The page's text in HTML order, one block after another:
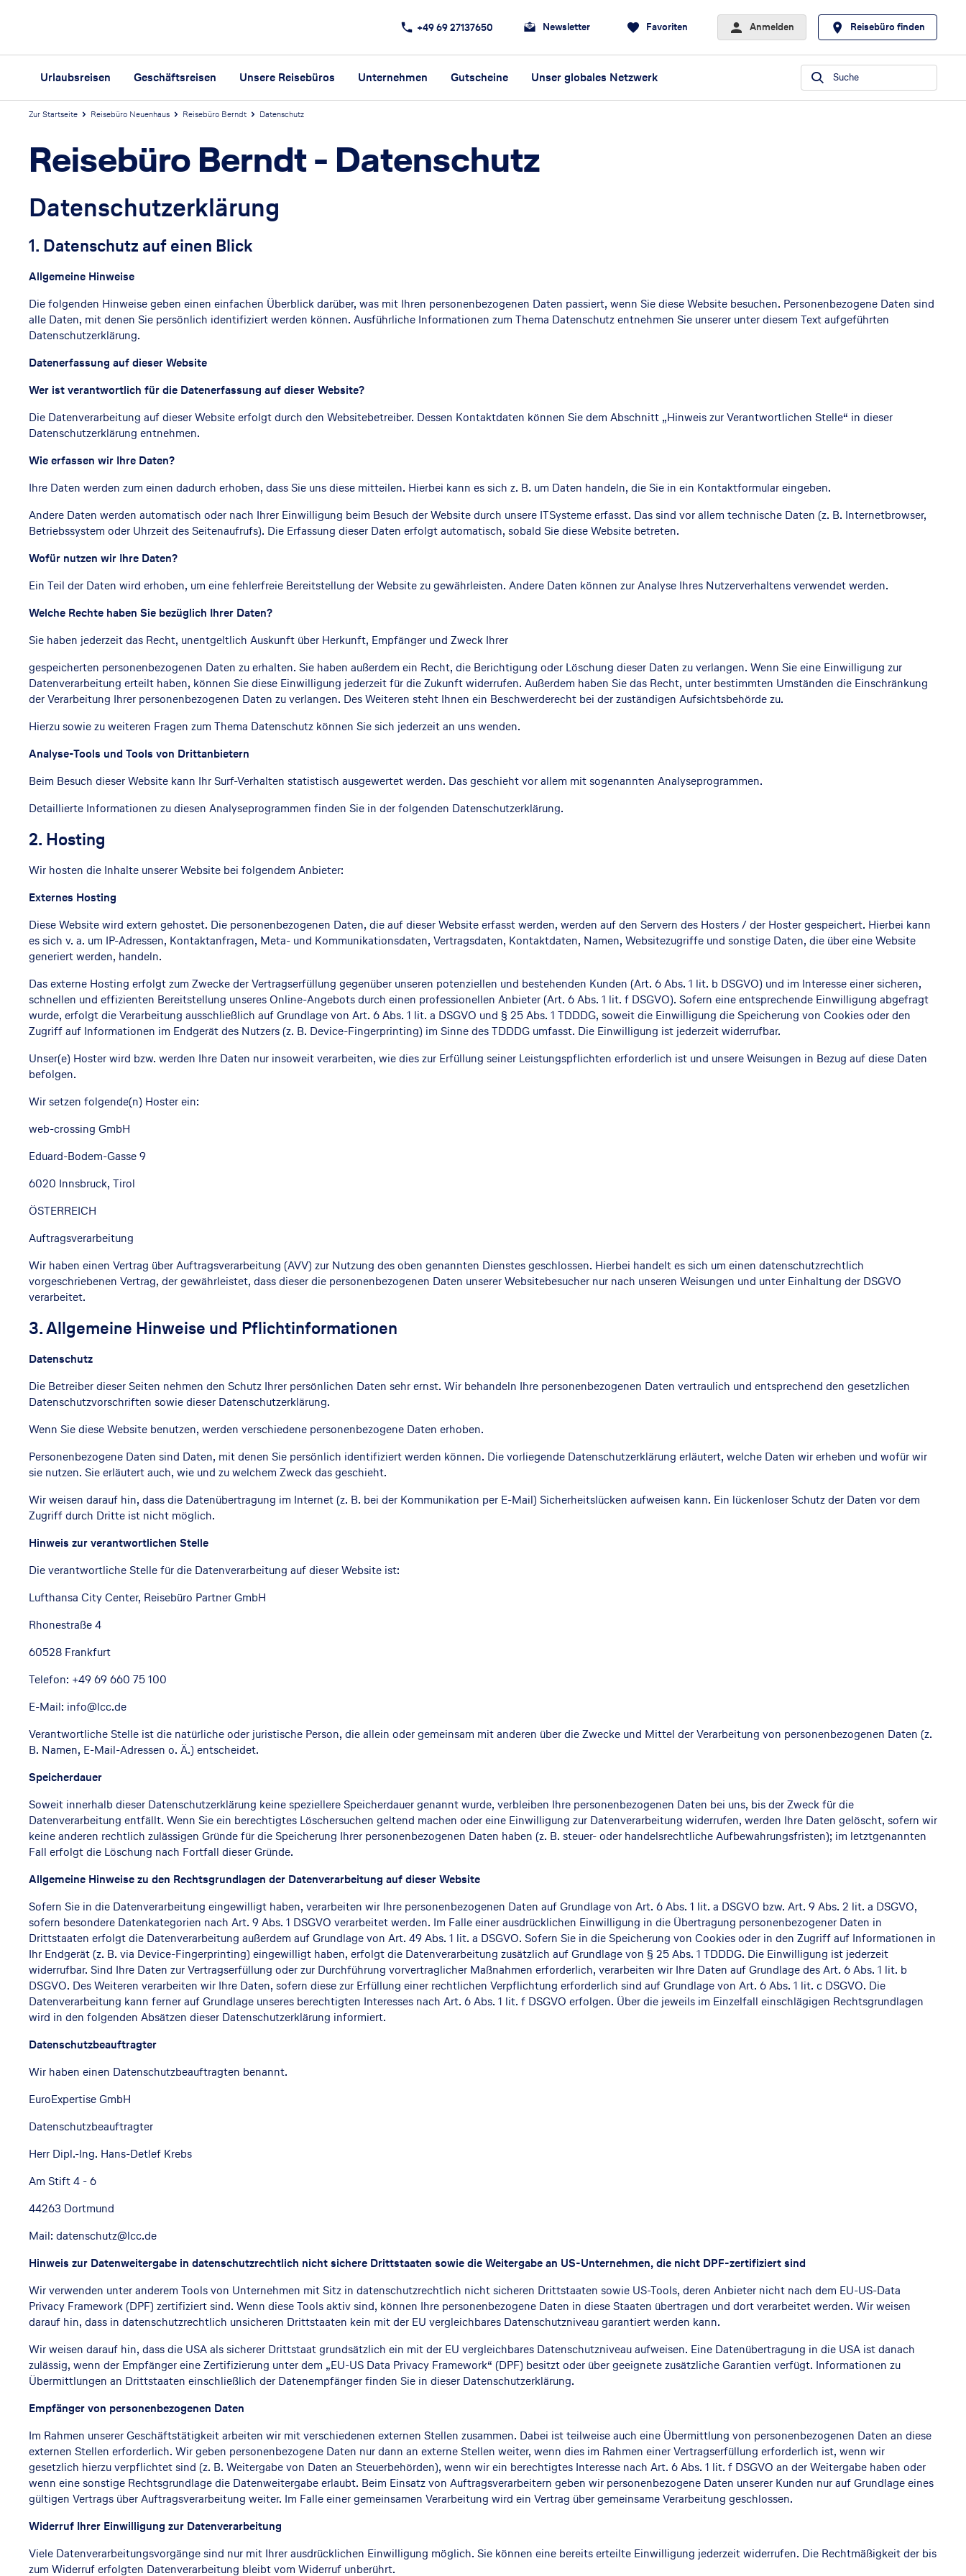
+49 69 27137650 Newsletter Favoriten Anmelden Reisebüro finden
Urlaubsreisen Geschäftsreisen Unsere Reisebüros Unternehmen Gutscheine Unser globales Netzwerk Suche
Zur Startseite Reisebüro Neuenhaus Reisebüro Berndt Datenschutz
Reisebüro Berndt- Datenschutz
Datenschutzerklärung
1. Datenschutz auf einen Blick
Allgemeine Hinweise
Die folgenden Hinweise geben einen einfachen Überblick darüber, was mit Ihren personenbezogenen Daten passiert, wenn Sie diese Website besuchen. Personenbezogene Daten sind
alle Daten, mit denen Sie persönlich identifiziert werden können. Ausführliche Informationen zum Thema Datenschutz entnehmen Sie unserer unter diesem Text aufgeführten
Datenschutzerklärung.
Datenerfassung auf dieser Website
Wer ist verantwortlich für die Datenerfassung auf dieser Website?
Die Datenverarbeitung auf dieser Website erfolgt durch den Websitebetreiber. Dessen Kontaktdaten können Sie dem Abschnitt „Hinweis zur Verantwortlichen Stelle“ in dieser
Datenschutzerklärung entnehmen.
Wie erfassen wir Ihre Daten?
Ihre Daten werden zum einen dadurch erhoben, dass Sie uns diese mitteilen. Hierbei kann es sich z. B. um Daten handeln, die Sie in ein Kontaktformular eingeben.
Andere Daten werden automatisch oder nach Ihrer Einwilligung beim Besuch der Website durch unsere ITSysteme erfasst. Das sind vor allem technische Daten (z. B. Internetbrowser,
Betriebssystem oder Uhrzeit des Seitenaufrufs). Die Erfassung dieser Daten erfolgt automatisch, sobald Sie diese Website betreten.
Wofür nutzen wir Ihre Daten?
Ein Teil der Daten wird erhoben, um eine fehlerfreie Bereitstellung der Website zu gewährleisten. Andere Daten können zur Analyse Ihres Nutzerverhaltens verwendet werden.
Welche Rechte haben Sie bezüglich Ihrer Daten?
Sie haben jederzeit das Recht, unentgeltlich Auskunft über Herkunft, Empfänger und Zweck Ihrer
gespeicherten personenbezogenen Daten zu erhalten. Sie haben außerdem ein Recht, die Berichtigung oder Löschung dieser Daten zu verlangen. Wenn Sie eine Einwilligung zur
Datenverarbeitung erteilt haben, können Sie diese Einwilligung jederzeit für die Zukunft widerrufen. Außerdem haben Sie das Recht, unter bestimmten Umständen die Einschränkung
der Verarbeitung Ihrer personenbezogenen Daten zu verlangen. Des Weiteren steht Ihnen ein Beschwerderecht bei der zuständigen Aufsichtsbehörde zu.
Hierzu sowie zu weiteren Fragen zum Thema Datenschutz können Sie sich jederzeit an uns wenden.
Analyse-Tools und Tools von Drittanbietern
Beim Besuch dieser Website kann Ihr Surf-Verhalten statistisch ausgewertet werden. Das geschieht vor allem mit sogenannten Analyseprogrammen.
Detaillierte Informationen zu diesen Analyseprogrammen finden Sie in der folgenden Datenschutzerklärung.
2. Hosting
Wir hosten die Inhalte unserer Website bei folgendem Anbieter:
Externes Hosting
Diese Website wird extern gehostet. Die personenbezogenen Daten, die auf dieser Website erfasst werden, werden auf den Servern des Hosters / der Hoster gespeichert. Hierbei kann
es sich v. a. um IP-Adressen, Kontaktanfragen, Meta- und Kommunikationsdaten, Vertragsdaten, Kontaktdaten, Namen, Websitezugriffe und sonstige Daten, die über eine Website
generiert werden, handeln.
Das externe Hosting erfolgt zum Zwecke der Vertragserfüllung gegenüber unseren potenziellen und bestehenden Kunden (Art. 6 Abs. 1 lit. b DSGVO) und im Interesse einer sicheren,
schnellen und effizienten Bereitstellung unseres Online-Angebots durch einen professionellen Anbieter (Art. 6 Abs. 1 lit. f DSGVO). Sofern eine entsprechende Einwilligung abgefragt
wurde, erfolgt die Verarbeitung ausschließlich auf Grundlage von Art. 6 Abs. 1 lit. a DSGVO und § 25 Abs. 1 TDDDG, soweit die Einwilligung die Speicherung von Cookies oder den
Zugriff auf Informationen im Endgerät des Nutzers (z. B. Device-Fingerprinting) im Sinne des TDDDG umfasst. Die Einwilligung ist jederzeit widerrufbar.
Unser(e) Hoster wird bzw. werden Ihre Daten nur insoweit verarbeiten, wie dies zur Erfüllung seiner Leistungspflichten erforderlich ist und unsere Weisungen in Bezug auf diese Daten
befolgen.
Wir setzen folgende(n) Hoster ein:
web-crossing GmbH
Eduard-Bodem-Gasse 9
6020 Innsbruck, Tirol
ÖSTERREICH
Auftragsverarbeitung
Wir haben einen Vertrag über Auftragsverarbeitung (AVV) zur Nutzung des oben genannten Dienstes geschlossen. Hierbei handelt es sich um einen datenschutzrechtlich
vorgeschriebenen Vertrag, der gewährleistet, dass dieser die personenbezogenen Daten unserer Websitebesucher nur nach unseren Weisungen und unter Einhaltung der DSGVO
verarbeitet.
3. Allgemeine Hinweise und Pflichtinformationen
Datenschutz
Die Betreiber dieser Seiten nehmen den Schutz Ihrer persönlichen Daten sehr ernst. Wir behandeln Ihre personenbezogenen Daten vertraulich und entsprechend den gesetzlichen
Datenschutzvorschriften sowie dieser Datenschutzerklärung.
Wenn Sie diese Website benutzen, werden verschiedene personenbezogene Daten erhoben.
Personenbezogene Daten sind Daten, mit denen Sie persönlich identifiziert werden können. Die vorliegende Datenschutzerklärung erläutert, welche Daten wir erheben und wofür wir
sie nutzen. Sie erläutert auch, wie und zu welchem Zweck das geschieht.
Wir weisen darauf hin, dass die Datenübertragung im Internet (z. B. bei der Kommunikation per E-Mail) Sicherheitslücken aufweisen kann. Ein lückenloser Schutz der Daten vor dem
Zugriff durch Dritte ist nicht möglich.
Hinweis zur verantwortlichen Stelle
Die verantwortliche Stelle für die Datenverarbeitung auf dieser Website ist:
Lufthansa City Center, Reisebüro Partner GmbH
Rhonestraße 4
60528 Frankfurt
Telefon: +49 69 660 75 100
E-Mail: info@lcc.de
Verantwortliche Stelle ist die natürliche oder juristische Person, die allein oder gemeinsam mit anderen über die Zwecke und Mittel der Verarbeitung von personenbezogenen Daten (z.
B. Namen, E-Mail-Adressen o. Ä.) entscheidet.
Speicherdauer
Soweit innerhalb dieser Datenschutzerklärung keine speziellere Speicherdauer genannt wurde, verbleiben Ihre personenbezogenen Daten bei uns, bis der Zweck für die
Datenverarbeitung entfällt. Wenn Sie ein berechtigtes Löschersuchen geltend machen oder eine Einwilligung zur Datenverarbeitung widerrufen, werden Ihre Daten gelöscht, sofern wir
keine anderen rechtlich zulässigen Gründe für die Speicherung Ihrer personenbezogenen Daten haben (z. B. steuer- oder handelsrechtliche Aufbewahrungsfristen); im letztgenannten
Fall erfolgt die Löschung nach Fortfall dieser Gründe.
Allgemeine Hinweise zu den Rechtsgrundlagen der Datenverarbeitung auf dieser Website
Sofern Sie in die Datenverarbeitung eingewilligt haben, verarbeiten wir Ihre personenbezogenen Daten auf Grundlage von Art. 6 Abs. 1 lit. a DSGVO bzw. Art. 9 Abs. 2 lit. a DSGVO,
sofern besondere Datenkategorien nach Art. 9 Abs. 1 DSGVO verarbeitet werden. Im Falle einer ausdrücklichen Einwilligung in die Übertragung personenbezogener Daten in
Drittstaaten erfolgt die Datenverarbeitung außerdem auf Grundlage von Art. 49 Abs. 1 lit. a DSGVO. Sofern Sie in die Speicherung von Cookies oder in den Zugriff auf Informationen in
Ihr Endgerät (z. B. via Device-Fingerprinting) eingewilligt haben, erfolgt die Datenverarbeitung zusätzlich auf Grundlage von § 25 Abs. 1 TDDDG. Die Einwilligung ist jederzeit
widerrufbar. Sind Ihre Daten zur Vertragserfüllung oder zur Durchführung vorvertraglicher Maßnahmen erforderlich, verarbeiten wir Ihre Daten auf Grundlage des Art. 6 Abs. 1 lit. b
DSGVO. Des Weiteren verarbeiten wir Ihre Daten, sofern diese zur Erfüllung einer rechtlichen Verpflichtung erforderlich sind auf Grundlage von Art. 6 Abs. 1 lit. c DSGVO. Die
Datenverarbeitung kann ferner auf Grundlage unseres berechtigten Interesses nach Art. 6 Abs. 1 lit. f DSGVO erfolgen. Über die jeweils im Einzelfall einschlägigen Rechtsgrundlagen
wird in den folgenden Absätzen dieser Datenschutzerklärung informiert.
Datenschutzbeauftragter
Wir haben einen Datenschutzbeauftragten benannt.
EuroExpertise GmbH
Datenschutzbeauftragter
Herr Dipl.-Ing. Hans-Detlef Krebs
Am Stift 4 - 6
44263 Dortmund
Mail: datenschutz@lcc.de
Hinweis zur Datenweitergabe in datenschutzrechtlich nicht sichere Drittstaaten sowie die Weitergabe an US-Unternehmen, die nicht DPF-zertifiziert sind
Wir verwenden unter anderem Tools von Unternehmen mit Sitz in datenschutzrechtlich nicht sicheren Drittstaaten sowie US-Tools, deren Anbieter nicht nach dem EU-US-Data
Privacy Framework (DPF) zertifiziert sind. Wenn diese Tools aktiv sind, können Ihre personenbezogene Daten in diese Staaten übertragen und dort verarbeitet werden. Wir weisen
darauf hin, dass in datenschutzrechtlich unsicheren Drittstaaten kein mit der EU vergleichbares Datenschutzniveau garantiert werden kann.
Wir weisen darauf hin, dass die USA als sicherer Drittstaat grundsätzlich ein mit der EU vergleichbares Datenschutzniveau aufweisen. Eine Datenübertragung in die USA ist danach
zulässig, wenn der Empfänger eine Zertifizierung unter dem „EU-US Data Privacy Framework“ (DPF) besitzt oder über geeignete zusätzliche Garantien verfügt. Informationen zu
Übermittlungen an Drittstaaten einschließlich der Datenempfänger finden Sie in dieser Datenschutzerklärung.
Empfänger von personenbezogenen Daten
Im Rahmen unserer Geschäftstätigkeit arbeiten wir mit verschiedenen externen Stellen zusammen. Dabei ist teilweise auch eine Übermittlung von personenbezogenen Daten an diese
externen Stellen erforderlich. Wir geben personenbezogene Daten nur dann an externe Stellen weiter, wenn dies im Rahmen einer Vertragserfüllung erforderlich ist, wenn wir
gesetzlich hierzu verpflichtet sind (z. B. Weitergabe von Daten an Steuerbehörden), wenn wir ein berechtigtes Interesse nach Art. 6 Abs. 1 lit. f DSGVO an der Weitergabe haben oder
wenn eine sonstige Rechtsgrundlage die Datenweitergabe erlaubt. Beim Einsatz von Auftragsverarbeitern geben wir personenbezogene Daten unserer Kunden nur auf Grundlage eines
gültigen Vertrags über Auftragsverarbeitung weiter. Im Falle einer gemeinsamen Verarbeitung wird ein Vertrag über gemeinsame Verarbeitung geschlossen.
Widerruf Ihrer Einwilligung zur Datenverarbeitung
Viele Datenverarbeitungsvorgänge sind nur mit Ihrer ausdrücklichen Einwilligung möglich. Sie können eine bereits erteilte Einwilligung jederzeit widerrufen. Die Rechtmäßigkeit der bis
zum Widerruf erfolgten Datenverarbeitung bleibt vom Widerruf unberührt.